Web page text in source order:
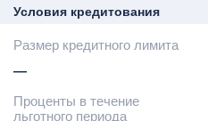
Условия кредитования
Размер кредитного лимита
—
Проценты в течение
льготного периода